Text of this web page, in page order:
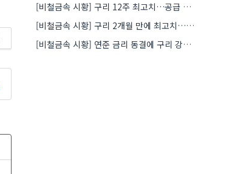
[비철금속 시황] 구리 12주 최고치…공급 부족 우려에 강세
[비철금속 시황] 구리 2개월 만에 최고치…재고 감소에 공급 부족 우려 확대
[비철금속 시황] 연준 금리 동결에 구리 강세…공급 부족 우려도 가격 지지